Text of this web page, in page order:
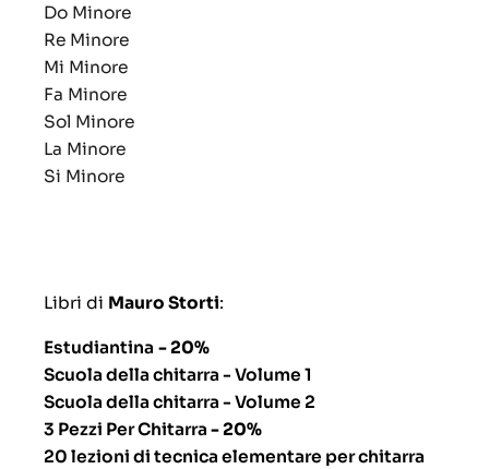
Do Minore
Re Minore
Mi Minore
Fa Minore
Sol Minore
La Minore
Si Minore
Libri di Mauro Storti:
Estudiantina - 20%
Scuola della chitarra - Volume 1
Scuola della chitarra - Volume 2
3 Pezzi Per Chitarra - 20%
20 lezioni di tecnica elementare per chitarra